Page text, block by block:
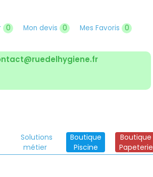
0 Mon devis 0 Mes Favoris 0
Solutions
métier
Boutique
Piscine
Boutique
Papeterie